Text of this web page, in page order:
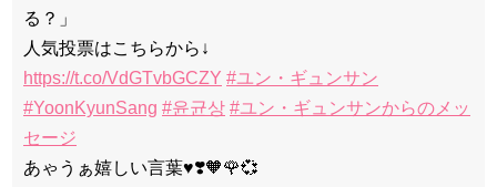
る？」
人気投票はこちらから↓
https://t.co/VdGTvbGCZY #ユン・ギュンサン
#YoonKyunSang #윤균상 #ユン・ギュンサンからのメッ
セージ
あゃうぁ嬉しい言葉♥️❣️🧡🌹💞